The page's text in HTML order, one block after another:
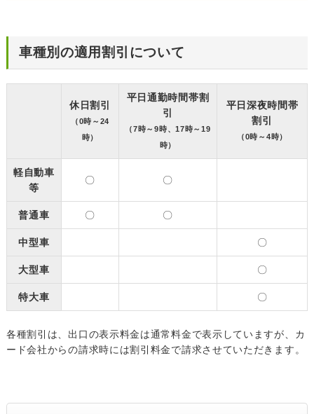
車種別の適用割引について
休日割引
（0時～24
時）
平日通勤時間帯割
引
（7時～9時、17時～19
時）
平日深夜時間帯
割引
（0時～4時）
軽自動車
等
〇 〇
普通車 〇 〇
中型車 〇
大型車 〇
特大車 〇
各種割引は、出口の表示料金は通常料金で表示していますが、カ
ード会社からの請求時には割引料金で請求させていただきます。